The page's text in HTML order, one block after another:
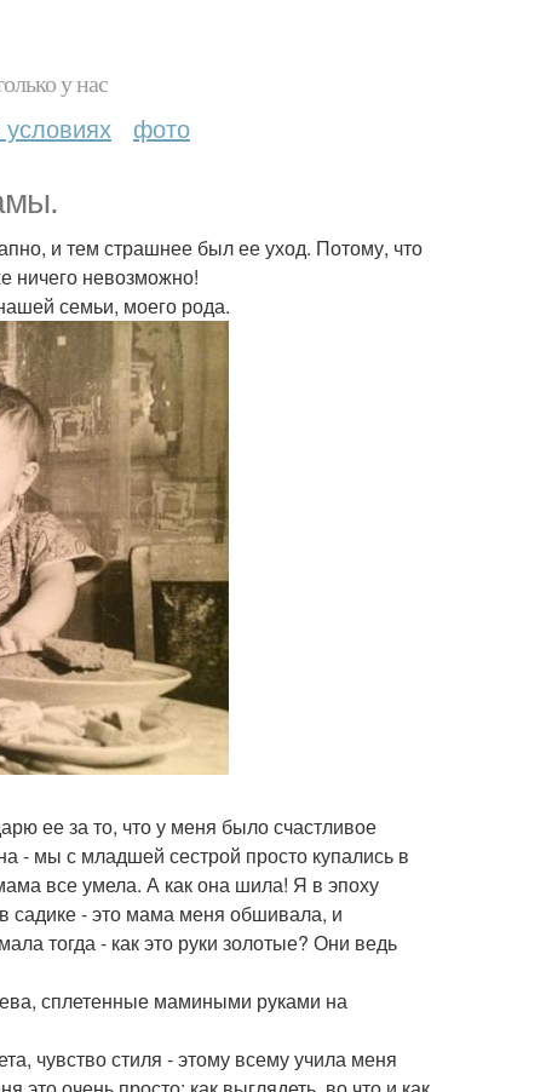
у нас
фото
и тем страшнее был ее уход. Потому, что
ничего невозможно!
семьи, моего рода.
ее за то, что у меня было счастливое
- мы с младшей сестрой просто купались в
все умела. А как она шила! Я в эпоху
садике - это мама меня обшивала, и
тогда - как это руки золотые? Они ведь
сплетенные мамиными руками на
чувство стиля - этому всему учила меня